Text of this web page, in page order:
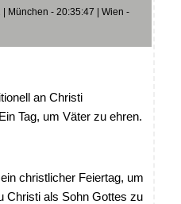
München - 20:35:47 | Wien -
an Christi
Tag, um Väter zu ehren.
christlicher Feiertag, um
Christi als Sohn Gottes zu